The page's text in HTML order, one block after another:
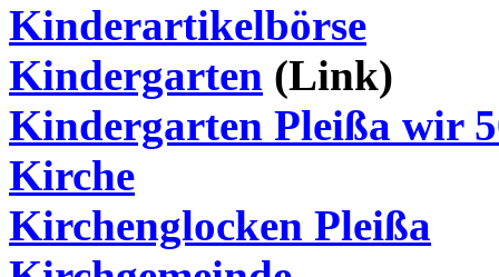
Kinderartikelbörse
Kindergarten (Link)
Kindergarten Pleißa wir
Kirche
Kirchenglocken Pleißa